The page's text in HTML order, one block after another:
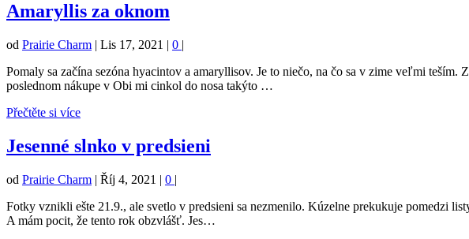
Amaryllis za oknom
od Prairie Charm | Lis 17, 2021 | 0 |
Pomaly sa začína sezóna hyacintov a amaryllisov. Je to niečo, na čo sa v zime veľmi
poslednom nákupe v Obi mi cinkol do nosa takýto …
Přečtěte si více
Jesenné slnko v predsieni
od Prairie Charm | Říj 4, 2021 | 0 |
Fotky vznikli ešte 21.9., ale svetlo v predsieni sa nezmenilo. Kúzelne prekukuje pomedzi
A mám pocit, že tento rok obzvlášť. Jes…